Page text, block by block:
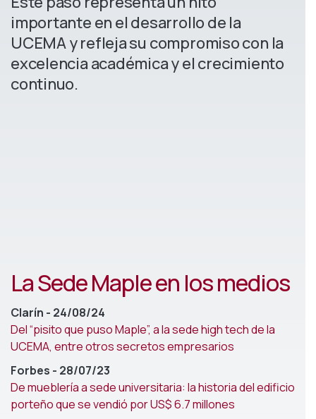
importante en el desarrollo de la
UCEMA y refleja su compromiso con la
excelencia académica y el crecimiento
continuo.
La Sede Maple en los medios
Clarín - 24/08/24
Del “pisito que puso Maple”, a la sede high tech de la
UCEMA, entre otros secretos empresarios
Forbes - 28/07/23
De mueblería a sede universitaria: la historia del edificio
porteño que se vendió por US$ 6.7 millones